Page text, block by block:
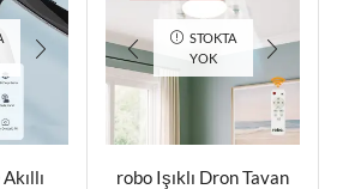
STOKTA
YOK
robo Işıklı Dron Tavan